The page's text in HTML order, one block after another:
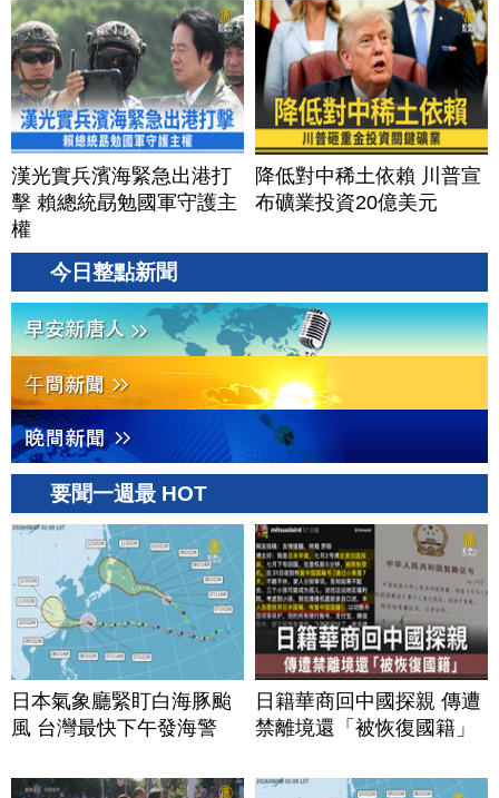
漢光實兵濱海緊急出港打
擊 賴總統勗勉國軍守護主
權
降低對中稀土依賴 川普宣
布礦業投資20億美元
今日整點新聞
要聞一週最 HOT
日本氣象廳緊盯白海豚颱
風 台灣最快下午發海警
日籍華商回中國探親 傳遭
禁離境還「被恢復國籍」